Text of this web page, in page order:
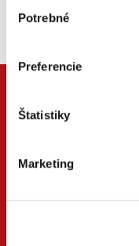
súhlasu
Potrebné
Preferencie
Štatistiky
Marketing